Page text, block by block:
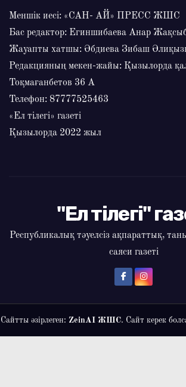
Меншік иесі: «САН- АЙ» ПРЕСС ЖШС
Бас редактор: Егиншибаева Анар
Жауапты хатшы: Әбдиева Зибаш
Редакцияның мекен-жайы: Қызылорда
Тоқмағанбетов 36 А
Телефон: 87777525463
«Ел тілегі» газеті
Қызылорда 2022 жыл
"Ел тілегі"
Республикалық тәуелсіз ақпараттық,
саяси газеті
Сайтты әзірлеген: ZeinAI ЖШС. Сайт керек